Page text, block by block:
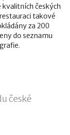
českých
takové
za 200
do seznamu
české